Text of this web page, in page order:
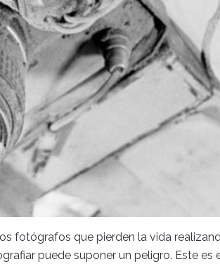
fotógrafos que pierden la vida
puede suponer un peligro. Este es